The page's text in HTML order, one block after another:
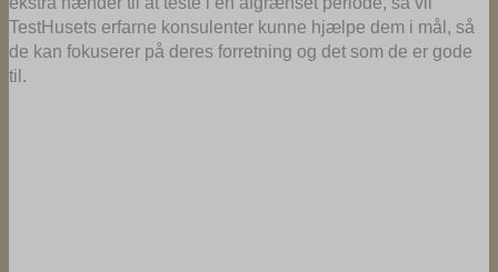
TestHusets erfarne konsulenter kunne hjælpe dem i mål, så
de kan fokuserer på deres forretning og det som de er gode
til.